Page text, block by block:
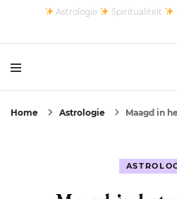
Astrologie Spiritualiteit
Home Astrologie Maagd in